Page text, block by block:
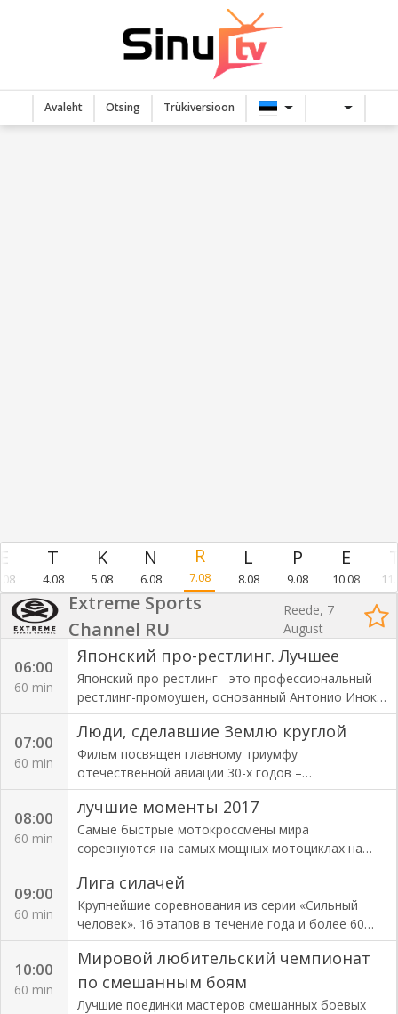
Avaleht Otsing Trükiversioon
4.08 5.08 6.08 7.08 8.08 9.08 10.08
Extreme Sports
Channel RU
Reede, 7
August
06:00
60 min
Японский про-рестлинг. Лучшее
Японский про-рестлинг - это профессиональный
рестлинг-промоушен, основанный Антонио Иноки
и базирующийся в Накано, Токио.
07:00
60 min
Люди, сделавшие Землю круглой
Фильм посвящен главному триумфу
отечественной авиации 30-х годов –
сверхдальним трансполярным перелетам,
которые совершили экипажи Героев Советского
Союза В.П. Чкалова и М.М. Громова. В
непереносимых условиях они совершили
беспосадочный полет Москва - Северный полюс -
Северная Америка. Рассказ построен на
уникальных документах, о существовании
которых ранее не было известно. Это дневники и
рукописи летчика Георгия Байдукова, второго
пилота экипажа Чкалова, недавно найденные
членами его семьи. Именно они позволят
пролить
08:00
60 min
лучшие моменты 2017
Самые быстрые мотокроссмены мира
соревнуются на самых мощных мотоциклах на
самых сложных трассах планеты.
09:00
60 min
Лига силачей
Крупнейшие соревнования из серии «Сильный
человек». 16 этапов в течение года и более 60
силачей, соревнующихся в своей
профессиональной лиге.
10:00
60 min
Мировой любительский чемпионат
по смешанным боям
Лучшие поединки мастеров смешанных боевых